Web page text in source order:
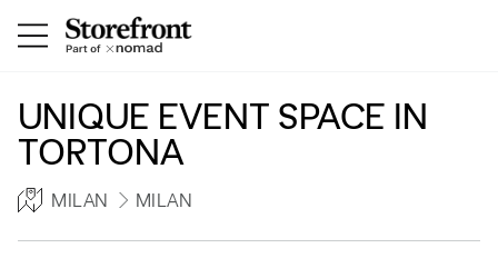
UNIQUE EVENT SPACE IN
TORTONA
MILAN MILAN